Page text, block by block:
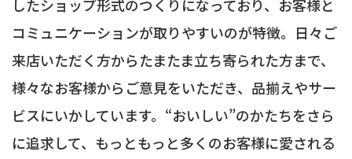
したショップ形式のつくりになっており、お客様と
コミュニケーションが取りやすいのが特徴。日々ご
来店いただく方からたまたま立ち寄られた方まで、
様々なお客様からご意見をいただき、品揃えやサー
ビスにいかしています。“おいしい”のかたちをさら
に追求して、もっともっと多くのお客様に愛される